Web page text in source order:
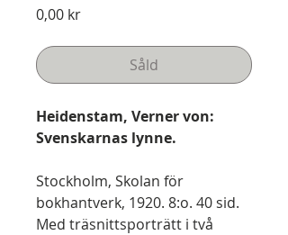
0,00 krPris
Såld
Heidenstam, Verner von:
Svenskarnas lynne.
Stockholm, Skolan för
bokhantverk, 1920. 8:o. 40 sid.
Med träsnittsporträtt i två